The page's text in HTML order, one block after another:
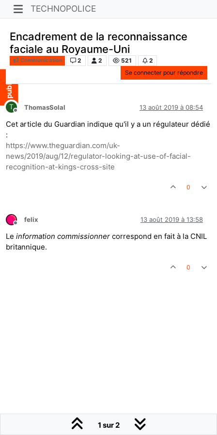
TECHNOPOLICE
Encadrement de la reconnaissance
faciale au Royaume-Uni
Communication 2 2 521
2
Se connecter pour répondre
T
Hors-ligne
ThomasSolal 13 août 2019 à 08:54
Cet article du Guardian indique qu'il y a un régulateur dédié
:
https://www.theguardian.com/uk-
news/2019/aug/12/regulator-looking-at-use-of-facial-
recognition-at-kings-cross-site
0
Hors-ligne
felix 13 août 2019 à 13:58
Le information commissionner correspond en fait à la CNIL
britannique.
0
1 sur 2